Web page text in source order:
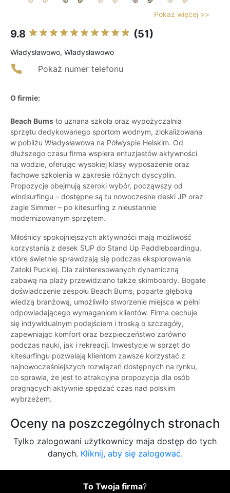
Pokaż więcej >>
9.8 (51)
Władysławowo, Władysławowo
Pokaż numer telefonu
O firmie:
Beach Bums to uznana szkoła oraz wypożyczalnia
sprzętu dedykowanego sportom wodnym, zlokalizowana
w pobliżu Władysławowa na Półwyspie Helskim. Od
dłuższego czasu firma wspiera entuzjastów aktywności
na wodzie, oferując wysokiej klasy wyposażenie oraz
fachowe szkolenia w zakresie różnych dyscyplin.
Propozycje obejmują szeroki wybór, począwszy od
windsurfingu – dostępne są tu nowoczesne deski JP oraz
żagle Simmer – po kitesurfing z nieustannie
modernizowanym sprzętem.
Miłośnicy spokojniejszych aktywności mają możliwość
korzystania z desek SUP do Stand Up Paddleboardingu,
które świetnie sprawdzają się podczas eksplorowania
Zatoki Puckiej. Dla zainteresowanych dynamiczną
zabawą na plaży przewidziano także skimboardy. Bogate
doświadczenie zespołu Beach Bums, poparte głęboką
wiedzą branżową, umożliwiło stworzenie miejsca w pełni
odpowiadającego wymaganiom klientów. Firma cechuje
się indywidualnym podejściem i troską o szczegóły,
zapewniając komfort oraz bezpieczeństwo zarówno
podczas nauki, jak i rekreacji. Inwestycje w sprzęt do
kitesurfingu pozwalają klientom zawsze korzystać z
najnowocześniejszych rozwiązań dostępnych na rynku,
co sprawia, że jest to atrakcyjna propozycja dla osób
pragnących aktywnie spędzać czas nad polskim
wybrzeżem.
Oceny na poszczególnych stronach
Tylko zalogowani użytkownicy maja dostęp do tych
danych. Kliknij, aby się zalogować.
To Twoja firma?